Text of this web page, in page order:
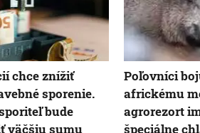
chce znížiť
sporenie.
bude
väčšiu sumu
Poľovníci
africkému
agrorezort
špeciálne